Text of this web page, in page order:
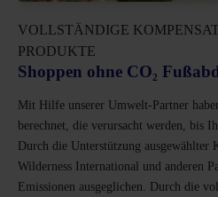
VOLLSTÄNDIGE
PRODUKTE
Shoppen ohne CO₂
Mit Hilfe unserer Umwelt-Partner
berechnet, die verursacht werden, bis
Durch die Unterstützung ausgewählter
Wilderness International und anderen
Emissionen ausgeglichen. Durch die